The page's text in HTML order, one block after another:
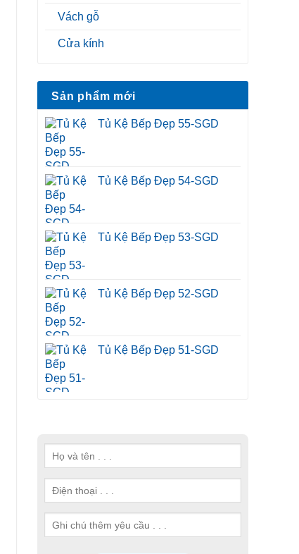
Vách gỗ
Cửa kính
Sản phẩm mới
Tủ Kệ Bếp Đẹp 55-SGD
Tủ Kệ Bếp Đẹp 54-SGD
Tủ Kệ Bếp Đẹp 53-SGD
Tủ Kệ Bếp Đẹp 52-SGD
Tủ Kệ Bếp Đẹp 51-SGD